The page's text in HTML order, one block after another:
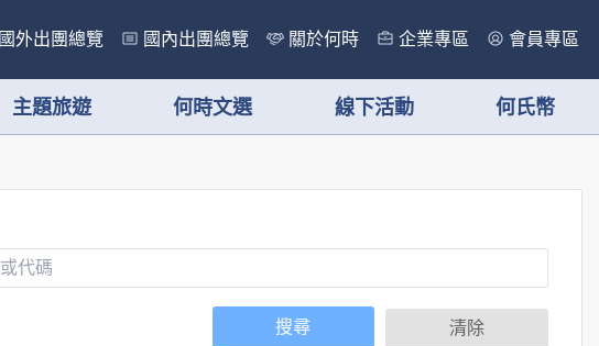
國外出團總覽 國內出團總覽 關於何時 企業專區 會員專區
主題旅遊 何時文選 線下活動 何氏幣
搜尋 清除